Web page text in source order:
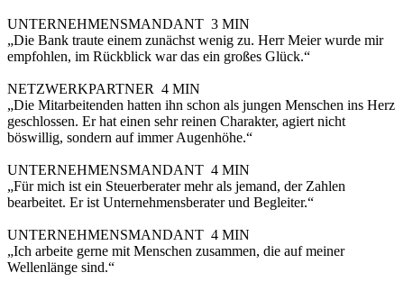
UNTERNEHMENSMANDANT 3 MIN
„Die Bank traute einem zunächst wenig zu. Herr Meier wurde mir
empfohlen, im Rückblick war das ein großes Glück.“
NETZWERKPARTNER 4 MIN
„Die Mitarbeitenden hatten ihn schon als jungen Menschen ins Herz
geschlossen. Er hat einen sehr reinen Charakter, agiert nicht
böswillig, sondern auf immer Augenhöhe.“
UNTERNEHMENSMANDANT 4 MIN
„Für mich ist ein Steuerberater mehr als jemand, der Zahlen
bearbeitet. Er ist Unternehmensberater und Begleiter.“
UNTERNEHMENSMANDANT 4 MIN
„Ich arbeite gerne mit Menschen zusammen, die auf meiner
Wellenlänge sind.“